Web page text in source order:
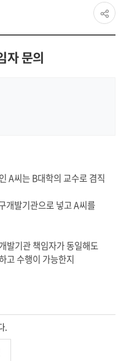
페이지
공유
share
자 문의
A씨는 B대학의 교수로 겸직
개발기관으로 넣고 A씨를
발기관 책임자가 동일해도
고 수행이 가능한지
.